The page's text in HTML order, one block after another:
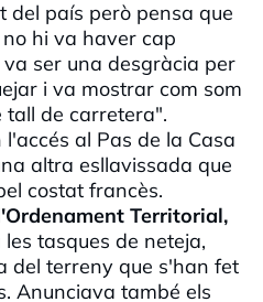
país però pensa que
hi va haver cap
ser una desgràcia per
i va mostrar com som
tall de carretera".
al Pas de la Casa
altra esllavissada que
costat francès.
Territorial,
tasques de neteja,
del terreny que s'han fet
Anunciava també els